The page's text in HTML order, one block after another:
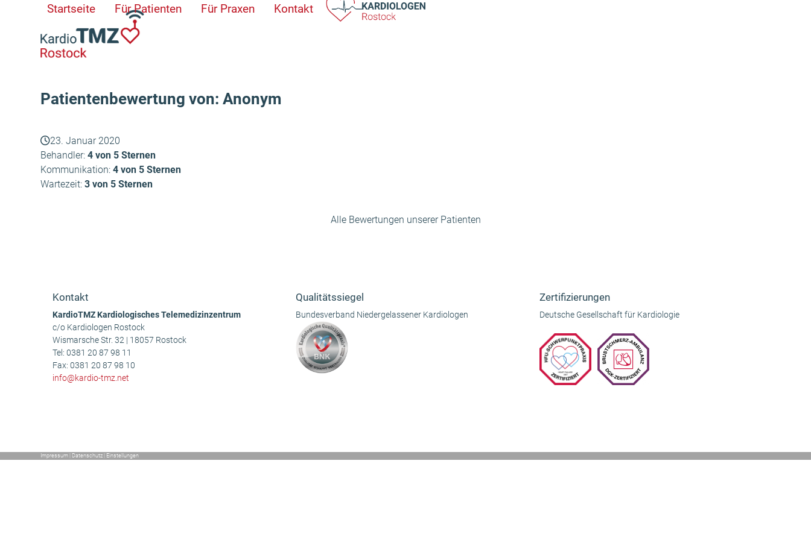
Startseite Für Patienten Für Praxen Kontakt
Patientenbewertung von: Anonym
23. Januar 2020
Behandler:4 von 5 Sternen
Kommunikation:4 von 5 Sternen
Wartezeit:3 von 5 Sternen
Alle Bewertungen unserer Patienten
Kontakt
KardioTMZ Kardiologisches Telemedizinzentrum
c/o Kardiologen Rostock
Wismarsche Str. 32 | 18057 Rostock
Tel:0381 20 87 98 11
Fax: 0381 20 87 98 10
info@kardio-tmz.net
Qualitätssiegel
Bundesverband Niedergelassener Kardiologen
Zertifizierungen
Deutsche Gesellschaft für Kardiologie
Impressum Datenschutz Einstellungen